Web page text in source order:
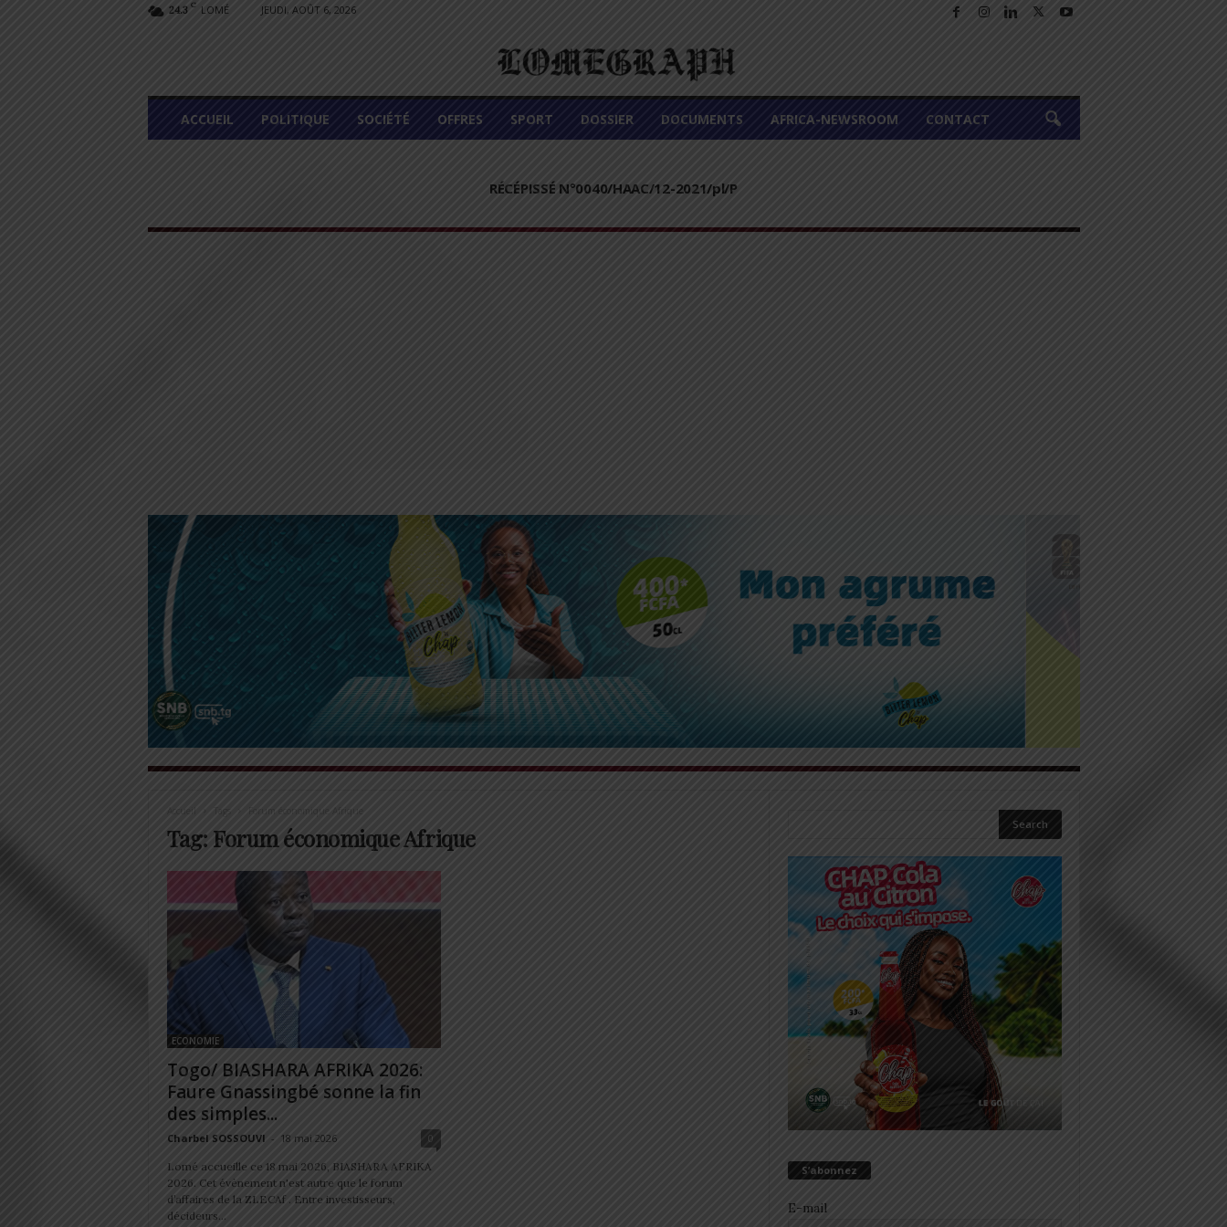
24.3 C LOMÉ JEUDI, AOÛT 6, 2026
L
M
ACCUEIL POLITIQUE SOCIÉTÉ OFFRES SPORT DOSSIER DOCUMENTS AFRICA-NEWSROOM CONTACT
RÉCÉPISSÉ N°0040/HAAC/12-2021/pl/P
Accueil Tags Forum économique Afrique
Tag: Forum économique Afrique
ECONOMIE
Togo/ BIASHARA AFRIKA 2026:
Faure Gnassingbé sonne la fin
des simples...
Charbel SOSSOUVI - 18 mai 2026 0
Lomé accueille ce 18 mai 2026, BIASHARA AFRIKA
2026. Cet évènement n'est autre que le forum
d’affaires de la ZLECAf . Entre investisseurs,
décideurs...
S’abonnez
E-mail